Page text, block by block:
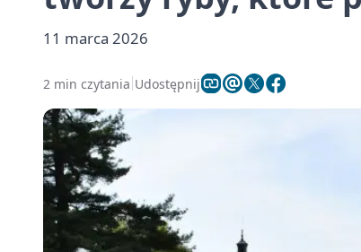
11 marca 2026
2 min czytania Udostępnij